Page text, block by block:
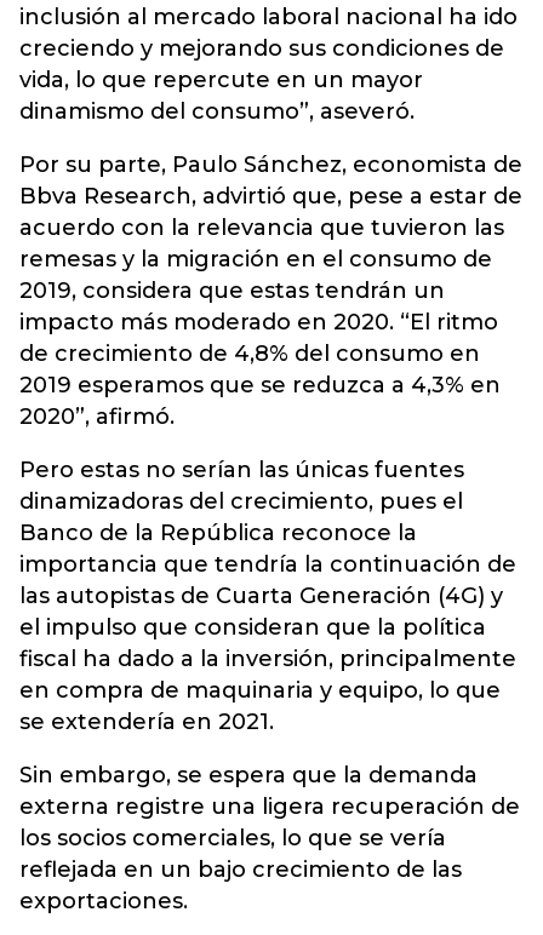
inclusión al mercado laboral nacional ha ido
creciendo y mejorando sus condiciones de
vida, lo que repercute en un mayor
dinamismo del consumo”, aseveró.
Por su parte, Paulo Sánchez, economista de
Bbva Research, advirtió que, pese a estar de
acuerdo con la relevancia que tuvieron las
remesas y la migración en el consumo de
2019, considera que estas tendrán un
impacto más moderado en 2020. “El ritmo
de crecimiento de 4,8% del consumo en
2019 esperamos que se reduzca a 4,3% en
2020”, afirmó.
Pero estas no serían las únicas fuentes
dinamizadoras del crecimiento, pues el
Banco de la República reconoce la
importancia que tendría la continuación de
las autopistas de Cuarta Generación (4G) y
el impulso que consideran que la política
fiscal ha dado a la inversión, principalmente
en compra de maquinaria y equipo, lo que
se extendería en 2021.
Sin embargo, se espera que la demanda
externa registre una ligera recuperación de
los socios comerciales, lo que se vería
reflejada en un bajo crecimiento de las
exportaciones.